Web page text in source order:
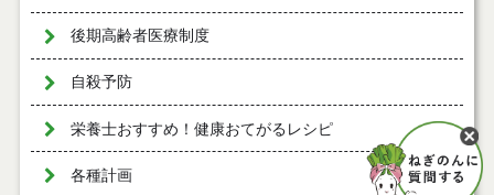
後期高齢者医療制度
自殺予防
栄養士おすすめ！健康おてがるレシピ
各種計画